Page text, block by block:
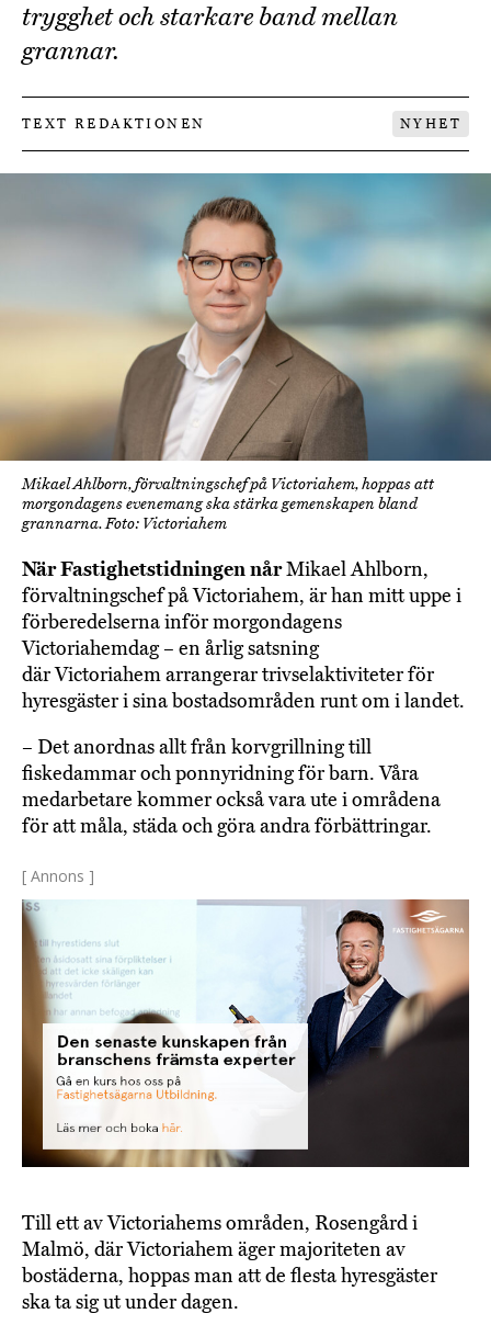
trygghet och starkare band mellan
grannar.
TEXT REDAKTIONEN NYHET
Mikael Ahlborn, förvaltningschef på Victoriahem, hoppas att
morgondagens evenemang ska stärka gemenskapen bland
grannarna. Foto: Victoriahem
När Fastighetstidningen nårMikael Ahlborn,
förvaltningschef på Victoriahem, är han mitt uppe i
förberedelserna inför morgondagens
Victoriahemdag – en årlig satsning
där Victoriahem arrangerar trivselaktiviteter för
hyresgäster i sina bostadsområden runt om i landet.
– Det anordnas allt från korvgrillning till
fiskedammar och ponnyridning för barn. Våra
medarbetare kommer också vara ute i områdena
för att måla, städa och göra andra förbättringar.
[ Annons ]
Till ett av Victoriahems områden, Rosengård i
Malmö, där Victoriahem äger majoriteten av
bostäderna, hoppas man att de flesta hyresgäster
ska ta sig ut under dagen.